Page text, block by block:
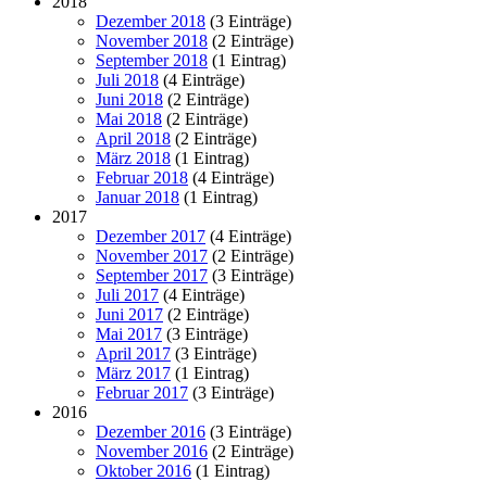
Dezember 2018 (3 Einträge)
November 2018 (2 Einträge)
September 2018 (1 Eintrag)
Juli 2018 (4 Einträge)
Juni 2018 (2 Einträge)
Mai 2018 (2 Einträge)
April 2018 (2 Einträge)
März 2018 (1 Eintrag)
Februar 2018 (4 Einträge)
Januar 2018 (1 Eintrag)
2017
Dezember 2017 (4 Einträge)
November 2017 (2 Einträge)
September 2017 (3 Einträge)
Juli 2017 (4 Einträge)
Juni 2017 (2 Einträge)
Mai 2017 (3 Einträge)
April 2017 (3 Einträge)
März 2017 (1 Eintrag)
Februar 2017 (3 Einträge)
2016
Dezember 2016 (3 Einträge)
November 2016 (2 Einträge)
Oktober 2016 (1 Eintrag)